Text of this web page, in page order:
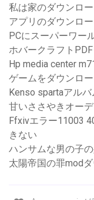
私は家のダウンロ
アプリのダウンロ
PCにスーパーワー
ホバークラフト
Hp media center
ゲームをダウンロ
Kenso spartaアル
甘いささやきオー
Ffxivエラー11003
きない
ハンサムな男の子
太陽帝国の罪mod